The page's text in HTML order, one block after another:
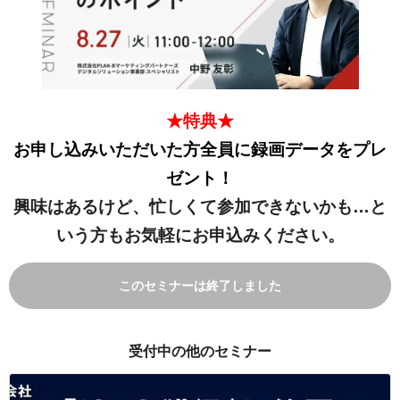
★特典★
お申し込みいただいた方全員に録画データをプレ
ゼント！
興味はあるけど、忙しくて参加できないかも…と
いう方もお気軽にお申込みください。
このセミナーは終了しました
受付中の他のセミナー